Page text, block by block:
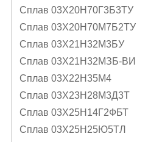
Сплав 03Х20Н70Г3Б3ТУ
Сплав 03Х20Н70М7Б2ТУ
Сплав 03Х21Н32М3БУ
Сплав 03Х21Н32МЗБ-ВИ
Сплав 03Х22Н35М4
Сплав 03Х23Н28М3Д3Т
Сплав 03Х25Н14Г2ФБТ
Сплав 03Х25Н25Ю5ТЛ